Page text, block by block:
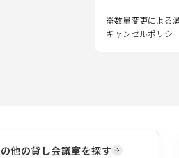
※数量変更による
キャンセルポリシ
の他の貸し会議室を探す